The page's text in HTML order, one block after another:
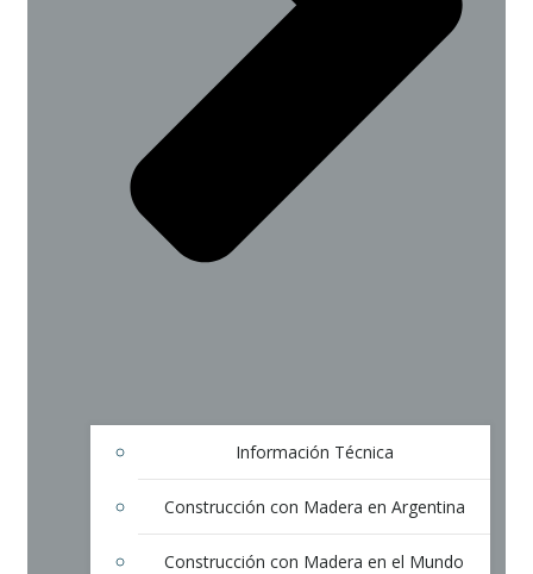
Información Técnica
Construcción con Madera en Argentina
Construcción con Madera en el Mundo